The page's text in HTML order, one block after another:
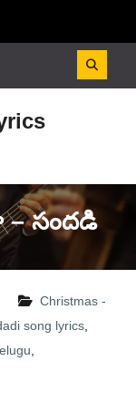
– సందడి
Christmas -
song lyrics,